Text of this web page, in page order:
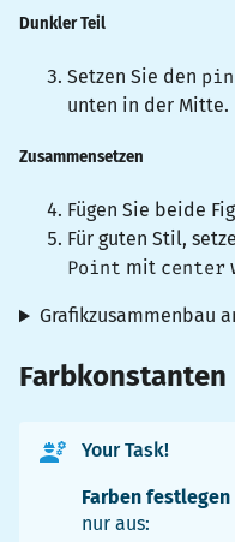
Dunkler Teil
Setzen Sie den
unten in der Mitte.
Zusammensetzen
Fügen Sie beide
Für guten Stil,
Point mit center
Grafikzusammenbau
Farbkonstanten
Your Task!
Farben festlegen
nur aus: